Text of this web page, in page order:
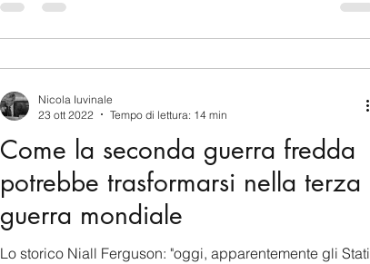
Come la seconda guerra fredda
potrebbe trasformarsi nella terza
guerra mondiale
Lo storico Niall Ferguson: "oggi, apparentemente gli Stati
Nicola Iuvinale
23 ott 2022
Tempo di lettura: 14 min